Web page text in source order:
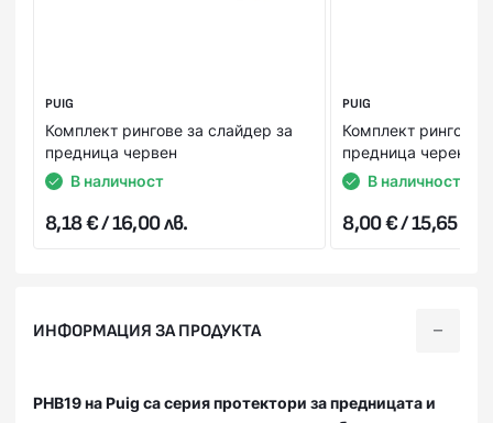
PUIG
Комплект рингове за слайдер за
предница червен
В наличност
8,18 € / 16,00 лв.
PUIG
Комплект рингове
предница черен
В наличност
8,00 € / 15,65 лв.
ИНФОРМАЦИЯ ЗА ПРОДУКТА
PHB19 на Puig са серия протектори за предницата и